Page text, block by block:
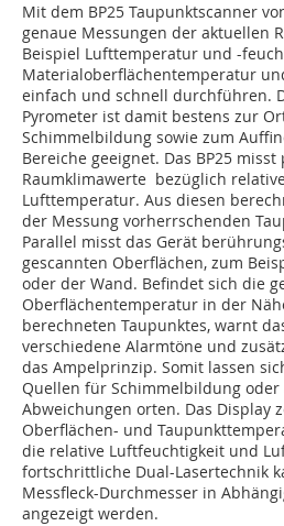
Mit dem BP25 Taupunktscanner
genaue Messungen der aktuellen
Beispiel Lufttemperatur und -
Materialoberflächentemperatur
einfach und schnell durchführen.
Pyrometer ist damit bestens zur
Schimmelbildung sowie zum
Bereiche geeignet. Das BP25
Raumklimawerte bezüglich
Lufttemperatur. Aus diesen
der Messung vorherrschenden
Parallel misst das Gerät
gescannten Oberflächen, zum
oder der Wand. Befindet sich die
Oberflächentemperatur in der
berechneten Taupunktes, warnt
verschiedene Alarmtöne und
das Ampelprinzip. Somit lassen
Quellen für Schimmelbildung
Abweichungen orten. Das Display
Oberflächen- und
die relative Luftfeuchtigkeit und
fortschrittliche Dual-Lasertechnik
Messfleck-Durchmesser in
angezeigt werden.